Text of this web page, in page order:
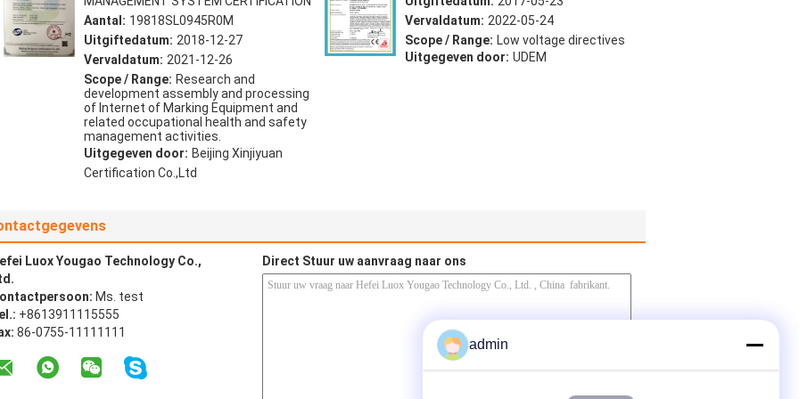
Aantal: 19818SL0945R0M
Uitgiftedatum: 2018-12-27
Vervaldatum: 2021-12-26
Scope / Range: Research and
development assembly and processing
of Internet of Marking Equipment and
related occupational health and safety
management activities.
Uitgegeven door: Beijing Xinjiyuan
Certification Co.,Ltd
Vervaldatum: 2022-05-24
Scope / Range: Low voltage directives
Uitgegeven door: UDEM
Luox Yougao Technology Co.,
Ms. test
+8613911115555
86-0755-11111111
Direct Stuur uw aanvraag naar ons
admin